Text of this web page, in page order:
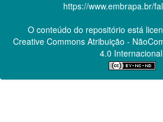
https://www.embrapa.br/
O conteúdo do repositório está
Creative CommonsAtribuição -
4.0